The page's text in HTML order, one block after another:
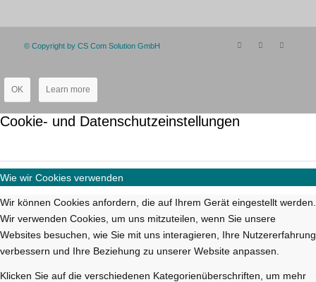
© Copyright by CS Com Solution GmbH
OK Learn more
Cookie- und Datenschutzeinstellungen
Wie wir Cookies verwenden
Wir können Cookies anfordern, die auf Ihrem Gerät eingestellt werden.
Wir verwenden Cookies, um uns mitzuteilen, wenn Sie unsere
Websites besuchen, wie Sie mit uns interagieren, Ihre Nutzererfahrung
verbessern und Ihre Beziehung zu unserer Website anpassen.
Klicken Sie auf die verschiedenen Kategorienüberschriften, um mehr